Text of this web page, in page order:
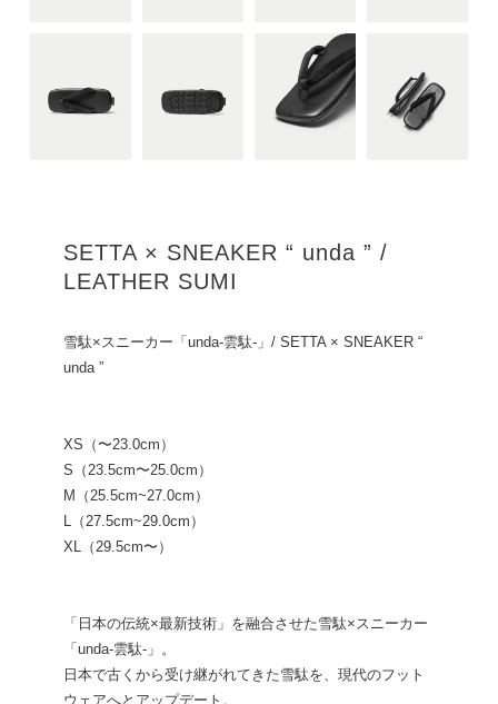
SETTA × SNEAKER “ unda ” /
LEATHER SUMI
雪駄×スニーカー「unda-雲駄-」/ SETTA × SNEAKER “
unda ”
XS（〜23.0cm）
S（23.5cm〜25.0cm）
M（25.5cm~27.0cm）
L（27.5cm~29.0cm）
XL（29.5cm〜）
「日本の伝統×最新技術」を融合させた雪駄×スニーカー
「unda-雲駄-」。
日本で古くから受け継がれてきた雪駄を、現代のフット
ウェアへとアップデート。